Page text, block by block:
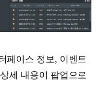
페이스 정보, 이벤트
세 내용이 팝업으로